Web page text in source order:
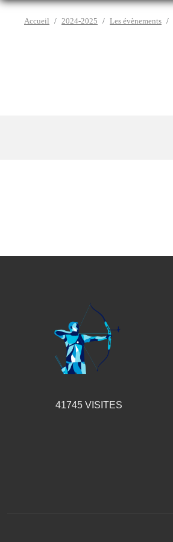
Accueil 2024-2025 Les évènements
41745VISITES